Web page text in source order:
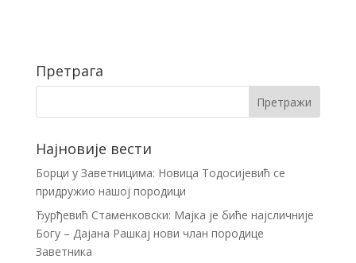
Претрага
Најновије вести
Борци у Заветницима: Новица Тодосијевић се
придружио нашој породици
Ђурђевић Стаменковски: Мајка је биће најсличније
Богу – Дајана Рашкај нови члан породице
Заветника